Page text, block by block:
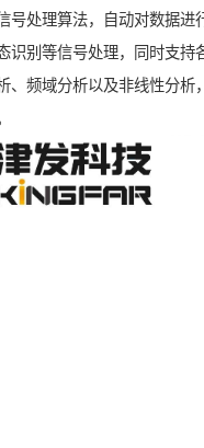
号处理算法，自动对数据进
识别等信号处理，同时支持
、频域分析以及非线性分析